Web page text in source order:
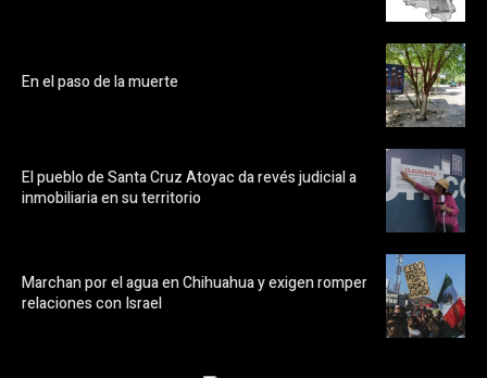
En el paso de la muerte
El pueblo de Santa Cruz Atoyac da revés judicial a
inmobiliaria en su territorio
Marchan por el agua en Chihuahua y exigen romper
relaciones con Israel